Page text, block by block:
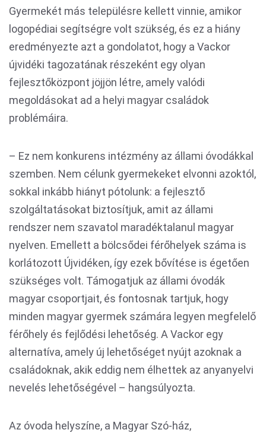
Gyermekét más településre kellett vinnie, amikor
logopédiai segítségre volt szükség, és ez a hiány
eredményezte azt a gondolatot, hogy a Vackor
újvidéki tagozatának részeként egy olyan
fejlesztőközpont jöjjön létre, amely valódi
megoldásokat ad a helyi magyar családok
problémáira.
– Ez nem konkurens intézmény az állami óvodákkal
szemben. Nem célunk gyermekeket elvonni azoktól,
sokkal inkább hiányt pótolunk: a fejlesztő
szolgáltatásokat biztosítjuk, amit az állami
rendszer nem szavatol maradéktalanul magyar
nyelven. Emellett a bölcsődei férőhelyek száma is
korlátozott Újvidéken, így ezek bővítése is égetően
szükséges volt. Támogatjuk az állami óvodák
magyar csoportjait, és fontosnak tartjuk, hogy
minden magyar gyermek számára legyen megfelelő
férőhely és fejlődési lehetőség. A Vackor egy
alternatíva, amely új lehetőséget nyújt azoknak a
családoknak, akik eddig nem élhettek az anyanyelvi
nevelés lehetőségével – hangsúlyozta.
Az óvoda helyszíne, a Magyar Szó-ház,